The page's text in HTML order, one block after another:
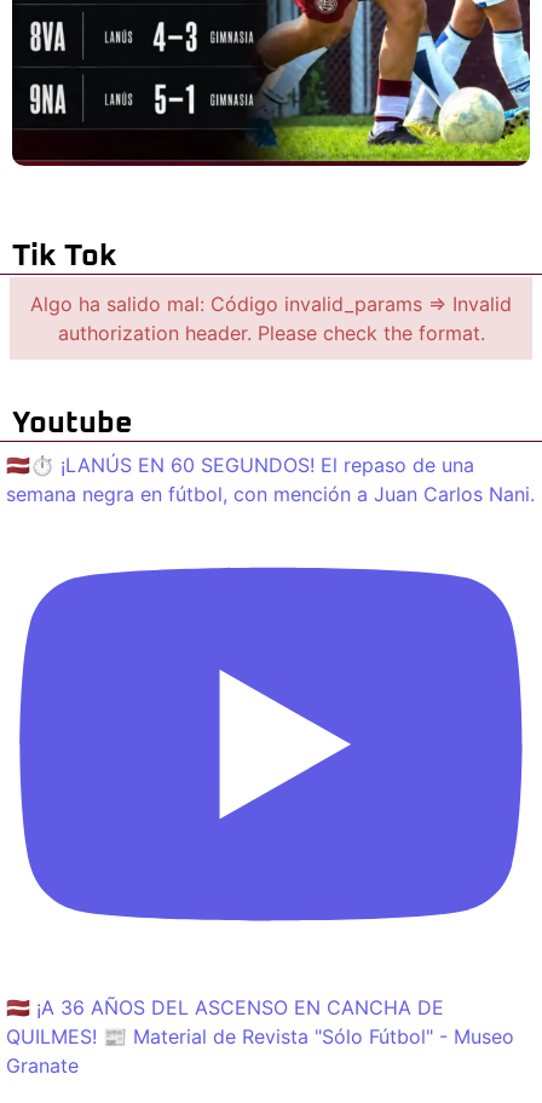
Tik Tok
Algo ha salido mal: Código invalid_params => Invalid
authorization header. Please check the format.
Youtube
🇱🇻⏱️ ¡LANÚS EN 60 SEGUNDOS! El repaso de una
semana negra en fútbol, con mención a Juan Carlos Nani.
🇱🇻 ¡A 36 AÑOS DEL ASCENSO EN CANCHA DE
QUILMES! 📰 Material de Revista "Sólo Fútbol" - Museo
Granate